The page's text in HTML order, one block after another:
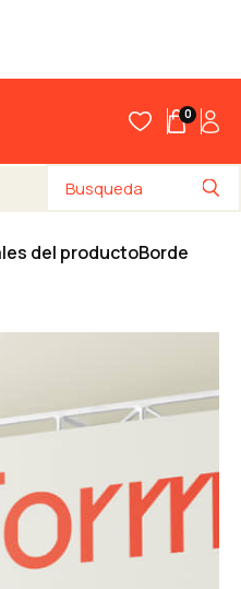
0
del productoBorde